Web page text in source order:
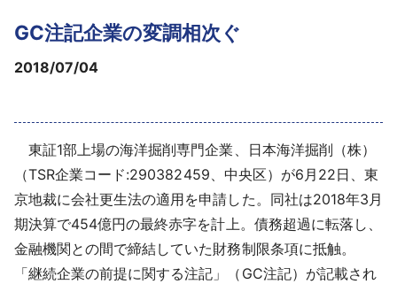
優良企業サイト
商品・サービス
導入事例
採用情報
よくあるご質問
GC注記企業の変調相次ぐ
2018/07/04
東証1部上場の海洋掘削専門企業、日本海洋掘削（株）
（TSR企業コード:290382459、中央区）が6月22日、東
京地裁に会社更生法の適用を申請した。同社は2018年3月
期決算で454億円の最終赤字を計上。債務超過に転落し、
金融機関との間で締結していた財務制限条項に抵触。
「継続企業の前提に関する注記」（GC注記）が記載され